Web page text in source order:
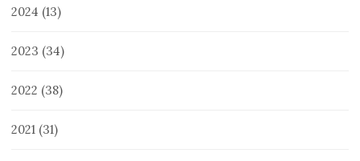
2024 (13)
2023 (34)
2022 (38)
2021 (31)